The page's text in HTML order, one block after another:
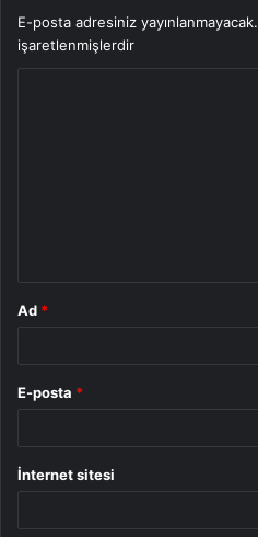
E-posta adresiniz yayınlanmayacak.
işaretlenmişlerdir
Ad *
E-posta *
İnternet sitesi